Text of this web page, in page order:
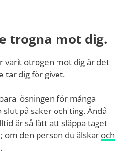
trogna mot dig.
varit otrogen mot dig är det
tar dig för givet.
lösningen för många
på saker och ting. Ändå
är så lätt att släppa taget
om den person du älskar och
.